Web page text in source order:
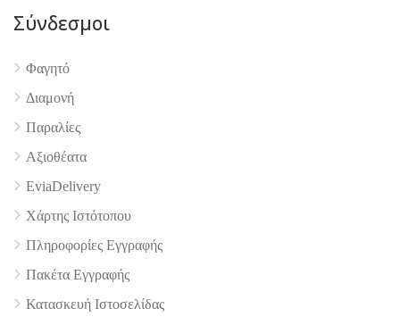
4.9
Σύνδεσμοι
Φαγητό
Διαμονή
Παραλίες
Αξιοθέατα
EviaDelivery
Χάρτης Ιστότοπου
Πληροφορίες Εγγραφής
Πακέτα Εγγραφής
Κατασκευή Ιστοσελίδας